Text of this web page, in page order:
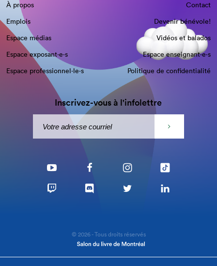
À propos
Contact
Emplois
Devenir bénévole!
Espace médias
Vidéos et balados
Espace exposant·e⋅s
Espace enseignant·e⋅s
Espace professionnel·le⋅s
Politique de confidentialité
Inscrivez-vous à l'infolettre
© 2026 - Tous droits réservés